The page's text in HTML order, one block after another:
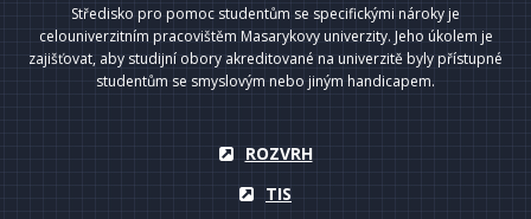
Středisko pro pomoc studentům se specifickými nároky je
celouniverzitním pracovištěm Masarykovy univerzity. Jeho úkolem je
zajišťovat, aby studijní obory akreditované na univerzitě byly přístupné
studentům se smyslovým nebo jiným handicapem.
ROZVRH
TIS